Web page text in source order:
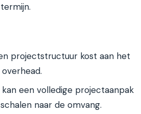
projectstructuur kost aan het
een volledige projectaanpak
naar de omvang.